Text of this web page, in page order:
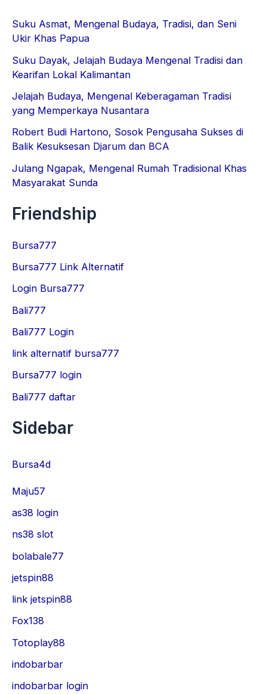
Suku Asmat, Mengenal Budaya, Tradisi, dan Seni
Ukir Khas Papua
Suku Dayak, Jelajah Budaya Mengenal Tradisi dan
Kearifan Lokal Kalimantan
Jelajah Budaya, Mengenal Keberagaman Tradisi
yang Memperkaya Nusantara
Robert Budi Hartono, Sosok Pengusaha Sukses di
Balik Kesuksesan Djarum dan BCA
Julang Ngapak, Mengenal Rumah Tradisional Khas
Masyarakat Sunda
Friendship
Bursa777
Bursa777 Link Alternatif
Login Bursa777
Bali777
Bali777 Login
link alternatif bursa777
Bursa777 login
Bali777 daftar
Sidebar
Bursa4d
Maju57
as38 login
ns38 slot
bolabale77
jetspin88
link jetspin88
Fox138
Totoplay88
indobarbar
indobarbar login